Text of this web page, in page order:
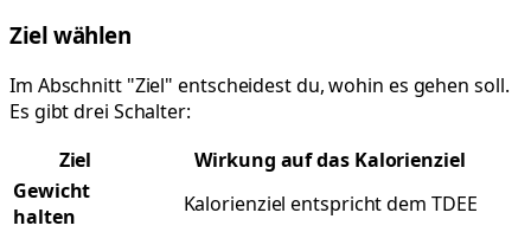
Ziel wählen
Im Abschnitt "Ziel" entscheidest du, wohin es gehen soll.
Es gibt drei Schalter:
Ziel
Wirkung auf das Kalorienziel
Gewicht
halten
Kalorienziel entspricht dem TDEE